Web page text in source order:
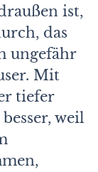
ist,
das
ungefähr
Mit
tiefer
weil